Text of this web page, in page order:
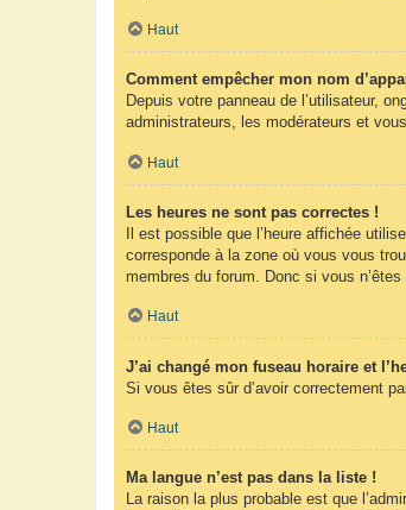
Haut
Comment empêcher mon nom
Depuis votre panneau de l’utilisateur,
administrateurs, les modérateurs et
Haut
Les heures ne sont pas correctes !
Il est possible que l’heure affichée
corresponde à la zone où vous vous
membres du forum. Donc si vous
Haut
J’ai changé mon fuseau horaire et
Si vous êtes sûr d’avoir correctement
Haut
Ma langue n’est pas dans la liste !
La raison la plus probable est que